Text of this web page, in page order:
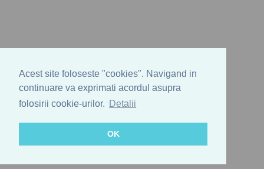
Acest site foloseste "cookies". Navigand in
continuare va exprimati acordul asupra
folosirii cookie-urilor.
Detalii
OK